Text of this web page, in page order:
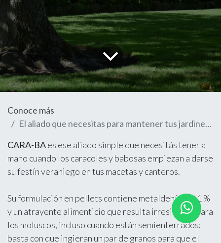
Conoce más
El aliado que necesitas para mantener tus jardines libres de babosas
CARA-BAes ese aliado simple que necesitás tener a
mano cuando los caracoles y babosas empiezan a darse
su festín veraniego en tus macetas y canteros.
Su formulación en pellets contiene metaldehído al 1 %
y un atrayente alimenticio que resulta irresistible para
los moluscos, incluso cuando están semienterrados;
basta con que ingieran un par de granos para que el